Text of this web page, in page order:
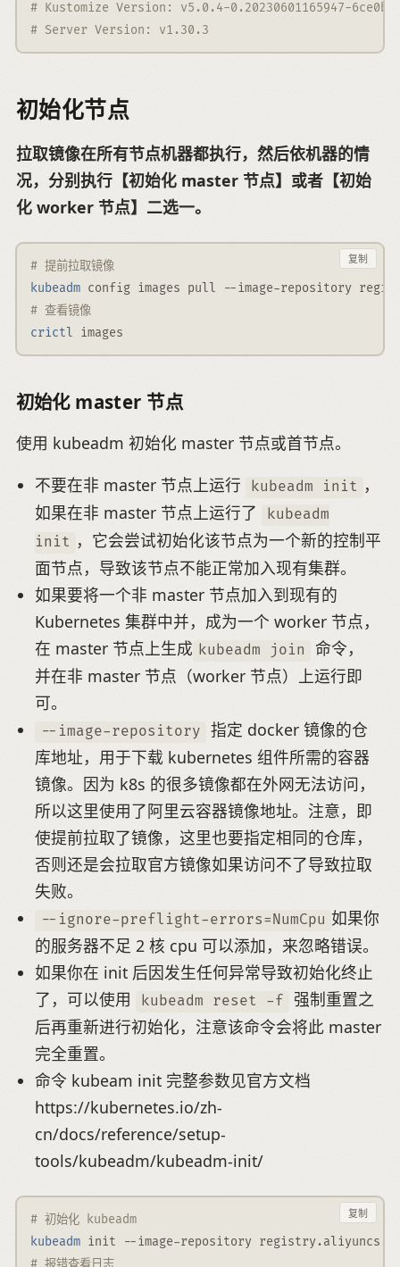
# Kustomize Version: v5.0.4-0.20230601165947-
# Server Version: v1.30.3
初始化节点
拉取镜像在所有节点机器都执行，然后依机器的情
况，分别执行【初始化 master 节点】或者【初始
化 worker 节点】二选一。
# 提前拉取镜像
kubeadm config images pull --image-repository
# 查看镜像
crictl images
复制
初始化 master 节点
使用 kubeadm 初始化 master 节点或首节点。
不要在非 master 节点上运行
kubeadm init ，
如果在非 master 节点上运行了
kubeadm
init ，它会尝试初始化该节点为一个新的控制平
面节点，导致该节点不能正常加入现有集群。
如果要将一个非 master 节点加入到现有的
Kubernetes 集群中并，成为一个 worker 节点，
在 master 节点上生成 kubeadm join
命令，
并在非 master 节点（worker 节点）上运行即
可。
--image-repository
指定 docker 镜像的仓
库地址，用于下载 kubernetes 组件所需的容器
镜像。因为 k8s 的很多镜像都在外网无法访问，
所以这里使用了阿里云容器镜像地址。注意，即
使提前拉取了镜像，这里也要指定相同的仓库，
否则还是会拉取官方镜像如果访问不了导致拉取
失败。
--ignore-preflight-errors=NumCpu 如果你
的服务器不足 2 核 cpu 可以添加，来忽略错误。
如果你在 init 后因发生任何异常导致初始化终止
了，可以使用
kubeadm reset -f
强制重置之
后再重新进行初始化，注意该命令会将此 master
完全重置。
命令 kubeam init 完整参数见官方文档
https://kubernetes.io/zh-
cn/docs/reference/setup-
tools/kubeadm/kubeadm-init/
# 初始化 kubeadm
kubeadm init --image-repository
复制